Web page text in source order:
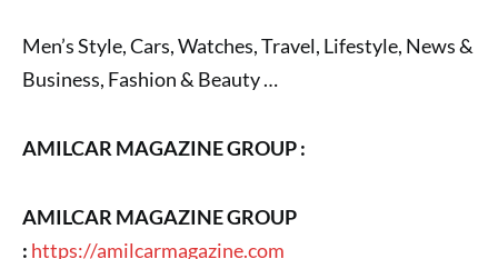
Men’s Style, Cars, Watches, Travel, Lifestyle, News &
Business, Fashion & Beauty …
AMILCAR MAGAZINE GROUP :
AMILCAR MAGAZINE GROUP
: https://amilcarmagazine.com